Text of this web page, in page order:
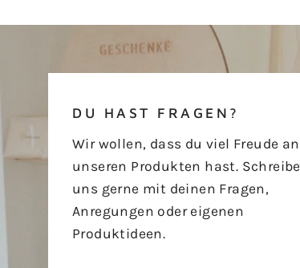
DU HAST FRAGEN?
Wir wollen, dass du viel Freude an
unseren Produkten hast. Schreibe
uns gerne mit deinen Fragen,
Anregungen oder eigenen
Produktideen.